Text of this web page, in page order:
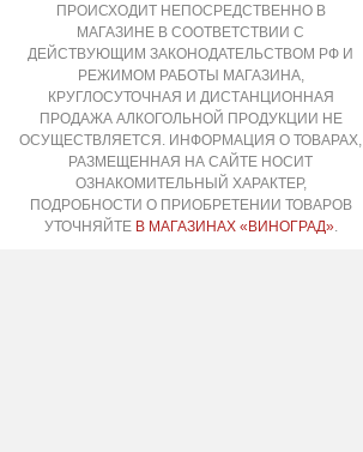
ПРОИСХОДИТ НЕПОСРЕДСТВЕННО В
МАГАЗИНЕ В СООТВЕТСТВИИ С
ДЕЙСТВУЮЩИМ ЗАКОНОДАТЕЛЬСТВОМ РФ И
РЕЖИМОМ РАБОТЫ МАГАЗИНА,
КРУГЛОСУТОЧНАЯ И ДИСТАНЦИОННАЯ
ПРОДАЖА АЛКОГОЛЬНОЙ ПРОДУКЦИИ НЕ
ОСУЩЕСТВЛЯЕТСЯ. ИНФОРМАЦИЯ О ТОВАРАХ,
РАЗМЕЩЕННАЯ НА САЙТЕ НОСИТ
ОЗНАКОМИТЕЛЬНЫЙ ХАРАКТЕР,
ПОДРОБНОСТИ О ПРИОБРЕТЕНИИ ТОВАРОВ
УТОЧНЯЙТЕ В МАГАЗИНАХ «ВИНОГРАД».